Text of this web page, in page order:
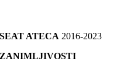
SEAT ATECA 2016-2023
ZANIMLJIVOSTI